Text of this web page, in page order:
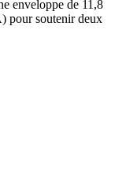
enveloppe de 11,8
pour soutenir deux